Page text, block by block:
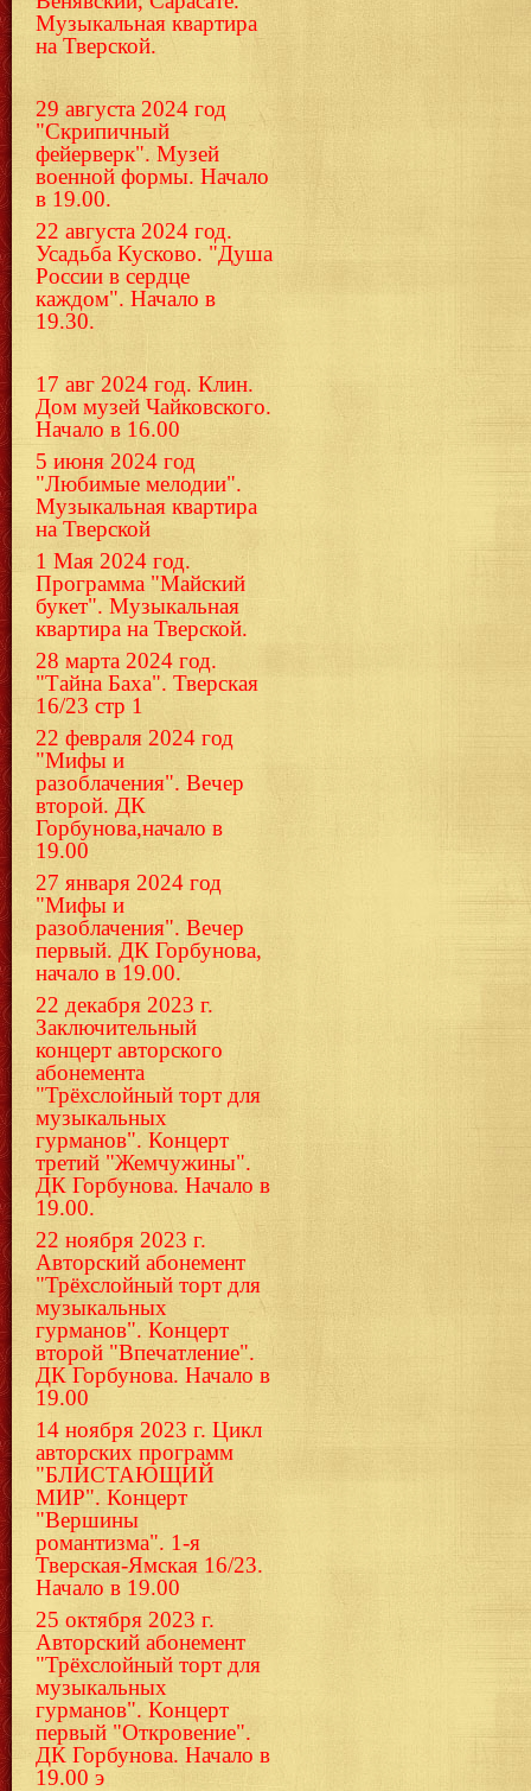
Музыкальная квартира
на Тверской.
29 августа 2024 год
"Скрипичный
фейерверк". Музей
военной формы. Начало
в 19.00.
22 августа 2024 год.
Усадьба Кусково. "Душа
России в сердце
каждом". Начало в
19.30.
17 авг 2024 год. Клин.
Дом музей Чайковского.
Начало в 16.00
5 июня 2024 год
"Любимые мелодии".
Музыкальная квартира
на Тверской
1 Мая 2024 год.
Программа "Майский
букет". Музыкальная
квартира на Тверской.
28 марта 2024 год.
"Тайна Баха". Тверская
16/23 стр 1
22 февраля 2024 год
"Мифы и
разоблачения". Вечер
второй. ДК
Горбунова,начало в
19.00
27 января 2024 год
"Мифы и
разоблачения". Вечер
первый. ДК Горбунова,
начало в 19.00.
22 декабря 2023 г.
Заключительный
концерт авторского
абонемента
"Трёхслойный торт для
музыкальных
гурманов". Концерт
третий "Жемчужины".
ДК Горбунова. Начало в
19.00.
22 ноября 2023 г.
Авторский абонемент
"Трёхслойный торт для
музыкальных
гурманов". Концерт
второй "Впечатление".
ДК Горбунова. Начало в
19.00
14 ноября 2023 г. Цикл
авторских программ
"БЛИСТАЮЩИЙ
МИР". Концерт
"Вершины
романтизма". 1-я
Тверская-Ямская 16/23.
Начало в 19.00
25 октября 2023 г.
Авторский абонемент
"Трёхслойный торт для
музыкальных
гурманов". Концерт
первый "Откровение".
ДК Горбунова. Начало в
19.00 э